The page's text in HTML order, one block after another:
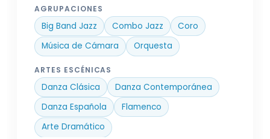
AGRUPACIONES
Big Band Jazz Combo Jazz
Coro
Música de Cámara
Orquesta
ARTES ESCÉNICAS
Danza Clásica
Danza Contemporánea
Danza Española
Flamenco
Arte Dramático